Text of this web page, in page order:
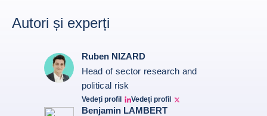
Autori și experți
Ruben NIZARD
Head of sector research and
political risk
Vedeți profil
Ruben Nizard linkedin
Vedeți profil
Ruben Nizard twitter
Benjamin LAMBERT